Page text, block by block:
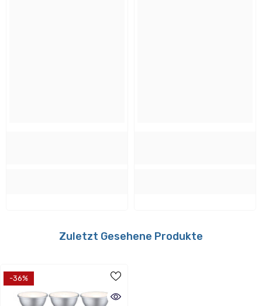
Energieverbrauch
Energieeffizientsklasse:
Zuletzt Gesehene Produkte
-36%